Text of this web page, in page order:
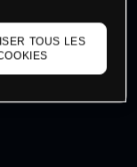
to see latest
TOUS LES